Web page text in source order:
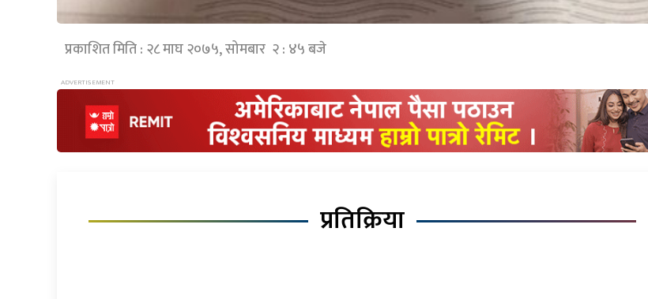
प्रकाशित मिति : २८ माघ २०७५, सोमबार २ : ४५ बजे
प्रतिक्रिया